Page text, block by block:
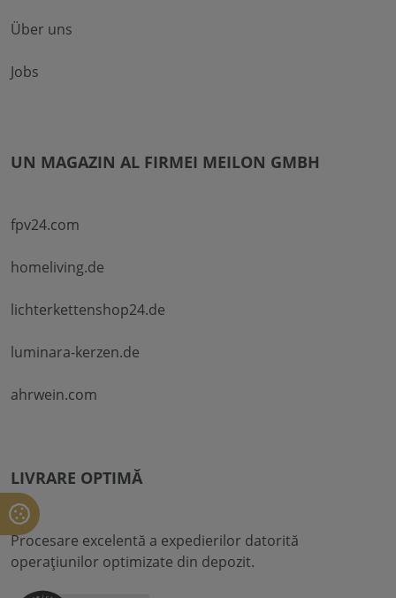
Über uns
Jobs
UN MAGAZIN AL FIRMEI MEILON GMBH
fpv24.com
homeliving.de
lichterkettenshop24.de
luminara-kerzen.de
ahrwein.com
LIVRARE OPTIMĂ
Procesare excelentă a expedierilor datorită
operațiunilor optimizate din depozit.